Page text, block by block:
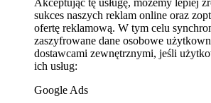
sukces naszych reklam online oraz
ofertę reklamową. W tym celu
zaszyfrowane dane osobowe
dostawcami zewnętrznymi, jeśli
ich usług:
Google Ads